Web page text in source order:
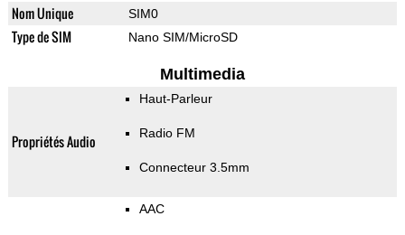
Nom Unique SIM0
Type de SIM Nano SIM/MicroSD
Multimedia
Propriétés Audio
Haut-Parleur
Radio FM
Connecteur 3.5mm
AAC